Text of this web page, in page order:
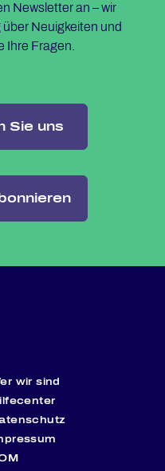
Newsletter an – wir
Neuigkeiten und
Ihre Fragen.
Sie uns
wir sind